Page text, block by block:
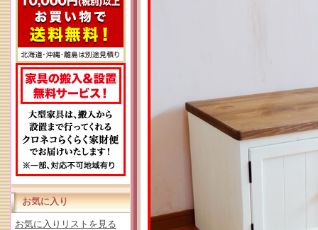
お気に入り
お気に入りリストを見る